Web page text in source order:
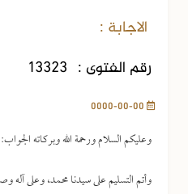
الاجابة :
رقم الفتوى : 13323
وعليكم السلام ورحمة الله وبركاته
وأتم التسليم على سيدنا محمد، وعلى